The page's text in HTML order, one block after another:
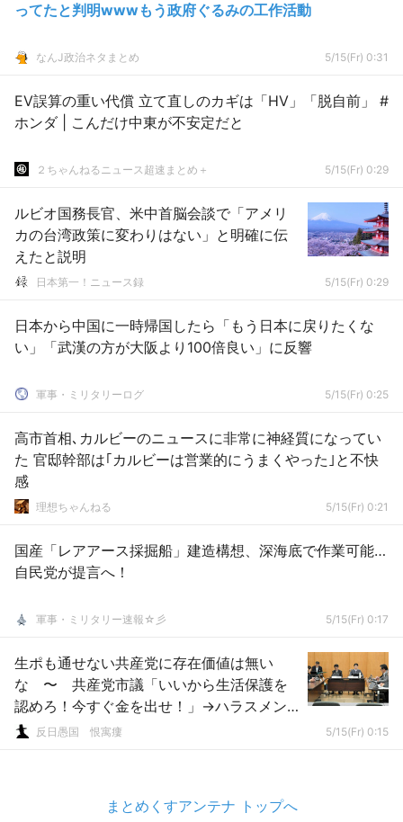
ってたと判明wwwもう政府ぐるみの工作活動
なんJ政治ネタまとめ 5/15(Fr) 0:31
EV誤算の重い代償 立て直しのカギは「HV」「脱自前」 #
ホンダ | こんだけ中東が不安定だと
２ちゃんねるニュース超速まとめ＋ 5/15(Fr) 0:29
ルビオ国務長官、米中首脳会談で「アメリ
カの台湾政策に変わりはない」と明確に伝
えたと説明
日本第一！ニュース録 5/15(Fr) 0:29
日本から中国に一時帰国したら「もう日本に戻りたくな
い」「武漢の方が大阪より100倍良い」に反響
軍事・ミリタリーログ 5/15(Fr) 0:25
高市首相､カルビーのニュースに非常に神経質になってい
た 官邸幹部は｢カルビーは営業的にうまくやった｣と不快
感
理想ちゃんねる 5/15(Fr) 0:21
国産「レアアース採掘船」建造構想、深海底で作業可能…
自民党が提言へ！
軍事・ミリタリー速報☆彡 5/15(Fr) 0:17
生ポも通せない共産党に存在価値は無い
な 〜 共産党市議「いいから生活保護を
認めろ！今すぐ金を出せ！」→ハラスメン
ト認定反日愚国 恨寓瘻 5/15(Fr) 0:15
まとめくすアンテナ トップへ